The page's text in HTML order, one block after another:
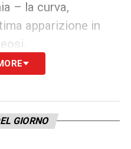
– la curva,
apparizione in
e un legame
esibizione,
GIORNO